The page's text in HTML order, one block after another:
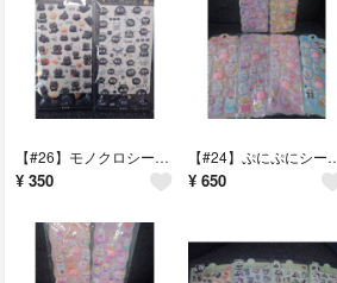
【#26】モノクロシール ぷっくりシール 3D立体シール 2枚セット 黒猫
¥ 350
【#24】ぷにぷにシール おしり
¥ 650